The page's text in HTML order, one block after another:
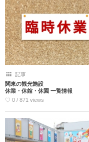
るスポットを教えます♪大人気
まで…幅広くお届けします。
記事
関東の観光施設
休業・休館・休園 一覧情報
♡ 0 / 871 views